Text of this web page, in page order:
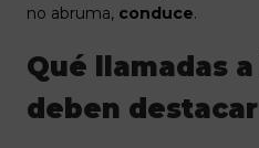
no abruma, conduce.
Qué llamadas
deben destacar